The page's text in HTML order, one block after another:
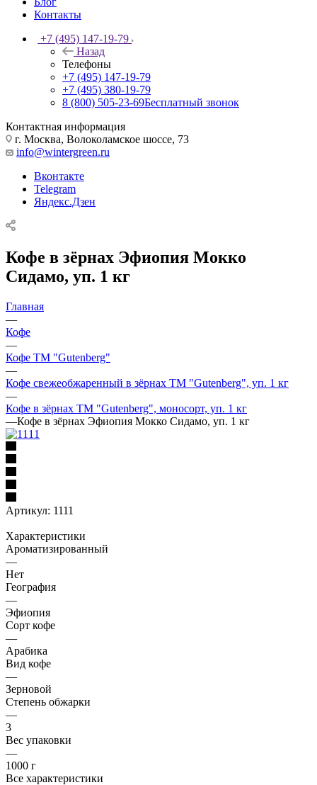
Контакты
+7 (495) 147-19-79
Назад
Телефоны
+7 (495) 147-19-79
+7 (495) 380-19-79
8 (800) 505-23-69Бесплатный звонок
Контактная информация
г. Москва, Волоколамское шоссе, 73
info@wintergreen.ru
Вконтакте
Telegram
Яндекс.Дзен
Кофе в зёрнах Эфиопия Мокко
Сидамо, уп. 1 кг
Главная
—
Кофе
—
Кофе ТМ "Gutenberg"
—
Кофе свежеобжаренный в зёрнах ТМ "Gutenberg", уп. 1 кг
—
Кофе в зёрнах ТМ "Gutenberg", моносорт, уп. 1 кг
—Кофе в зёрнах Эфиопия Мокко Сидамо, уп. 1 кг
Артикул: 1111
Характеристики
Ароматизированный
—
Нет
География
—
Эфиопия
Сорт кофе
—
Арабика
Вид кофе
—
Зерновой
Степень обжарки
—
3
Вес упаковки
—
1000 г
Все характеристики